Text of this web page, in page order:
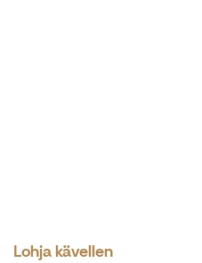
Lohja kävellen